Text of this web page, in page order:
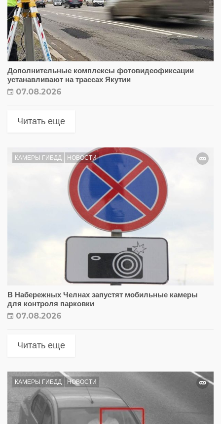
Дополнительные комплексы фотовидеофиксации
устанавливают на трассах Якутии
07.08.2026
Читать еще
КАМЕРЫ ГИБДД НОВОСТИ
В Набережных Челнах запустят мобильные камеры
для контроля парковки
07.08.2026
Читать еще
КАМЕРЫ ГИБДД НОВОСТИ